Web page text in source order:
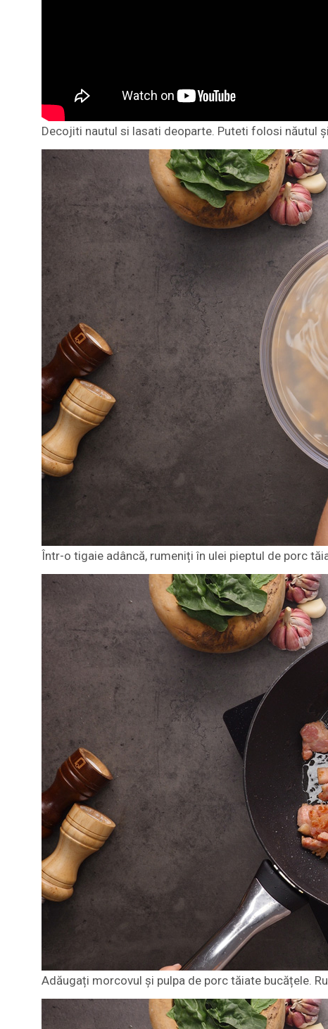
Decojiti nautul si lasati deoparte. Puteti folosi năutul
Într-o tigaie adâncă, rumeniți în ulei pieptul de porc
Adăugați morcovul și pulpa de porc tăiate bucățele.